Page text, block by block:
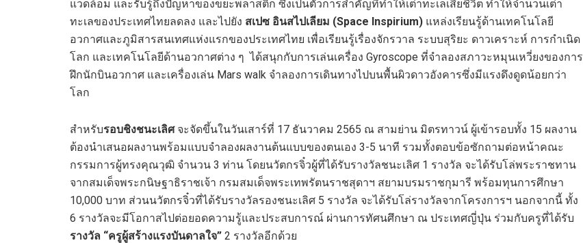
แวดล้อม และรับรู้ถึงปัญหาของขยะพลาสติก ซึ่งเป็นตัวการสำคัญที่ทำให้เต่าทะเลเสียชีวิต ทำให้จำนวนเต่า
ทะเลของประเทศไทยลดลง และไปยัง สเปซ อินสไปเลียม (Space Inspirium) แหล่งเรียนรู้ด้านเทคโนโลยี
อวกาศและภูมิสารสนเทศแห่งแรกของประเทศไทย เพื่อเรียนรู้เรื่องจักรวาล ระบบสุริยะ ดาวเคราะห์ การกำเนิด
โลก และเทคโนโลยีด้านอวกาศต่าง ๆ ได้สนุกกับการเล่นเครื่อง Gyroscope ที่จำลองสภาวะหมุนเหวี่ยงของการ
ฝึกนักบินอวกาศ และเครื่องเล่น Mars walk จำลองการเดินทางไปบนพื้นผิวดาวอังคารซึ่งมีแรงดึงดูดน้อยกว่า
โลก
สำหรับรอบชิงชนะเลิศจะจัดขึ้นในวันเสาร์ที่ 17 ธันวาคม 2565 ณ สามย่าน มิตรทาวน์ ผู้เข้ารอบทั้ง 15 ผลงาน
ต้องนำเสนอผลงานพร้อมแบบจำลองผลงานต้นแบบของตนเอง 3-5 นาที รวมทั้งตอบข้อซักถามต่อหน้าคณะ
กรรมการผู้ทรงคุณวุฒิ จำนวน 3 ท่าน โดยนวัตกรจิ๋วผู้ที่ได้รับรางวัลชนะเลิศ 1 รางวัล จะได้รับโล่พระราชทาน
จากสมเด็จพระกนิษฐาธิราชเจ้า กรมสมเด็จพระเทพรัตนราชสุดาฯ สยามบรมราชกุมารี พร้อมทุนการศึกษา
10,000 บาท ส่วนนวัตกรจิ๋วที่ได้รับรางวัลรองชนะเลิศ 5 รางวัล จะได้รับโล่รางวัลจากโครงการฯ นอกจากนี้ ทั้ง
6 รางวัลจะมีโอกาสไปต่อยอดความรู้และประสบการณ์ ผ่านการทัศนศึกษา ณ ประเทศญี่ปุ่น ร่วมกับครูที่ได้รับ
รางวัล “ครูผู้สร้างแรงบันดาลใจ” 2 รางวัลอีกด้วย